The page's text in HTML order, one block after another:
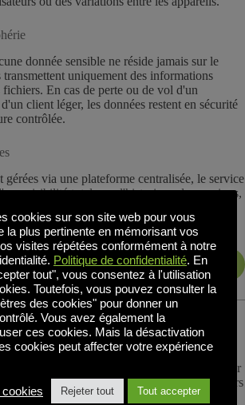
donnée sensible ne réside jamais sur le
uniquement des informations
En cas de perte ou de vol d'un
client léger, les données restent en sécurité
contrôlée.
gérées via une plateforme centralisée, le service
visibilité totale sur l'historique des sessions,
conformité aux politiques. Cela simplifie les
améliore la responsabilité interne.
UNE DÉMONSTRATION EN DIRECT
des données est plus importante que jamais
évoluent en faveur des infrastructures cloud
canadien a annoncé qu'il allait
cloud nationale souveraine afin de protéger
d'affirmer son contrôle juridictionnel. Plusieurs
suivre son exemple.
cookies sur son site web pour vous
la plus pertinente en mémorisant vos
visites répétées conformément à notre
Politique de confidentialité. En
tout", vous consentez à l'utilisation
Toutefois, vous pouvez consulter la
des cookies" pour donner un
Vous avez également la
ces cookies. Mais la désactivation
cookies peut affecter votre expérience
Rejeter tout Tout accepter